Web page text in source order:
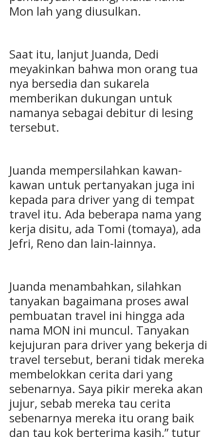
Mon lah yang diusulkan.
Saat itu, lanjut Juanda, Dedi
meyakinkan bahwa mon orang tua
nya bersedia dan sukarela
memberikan dukungan untuk
namanya sebagai debitur di lesing
tersebut.
Juanda mempersilahkan kawan-
kawan untuk pertanyakan juga ini
kepada para driver yang di tempat
travel itu. Ada beberapa nama yang
kerja disitu, ada Tomi (tomaya), ada
Jefri, Reno dan lain-lainnya.
Juanda menambahkan, silahkan
tanyakan bagaimana proses awal
pembuatan travel ini hingga ada
nama MON ini muncul. Tanyakan
kejujuran para driver yang bekerja di
travel tersebut, berani tidak mereka
membelokkan cerita dari yang
sebenarnya. Saya pikir mereka akan
jujur, sebab mereka tau cerita
sebenarnya mereka itu orang baik
dan tau kok berterima kasih,” tutur